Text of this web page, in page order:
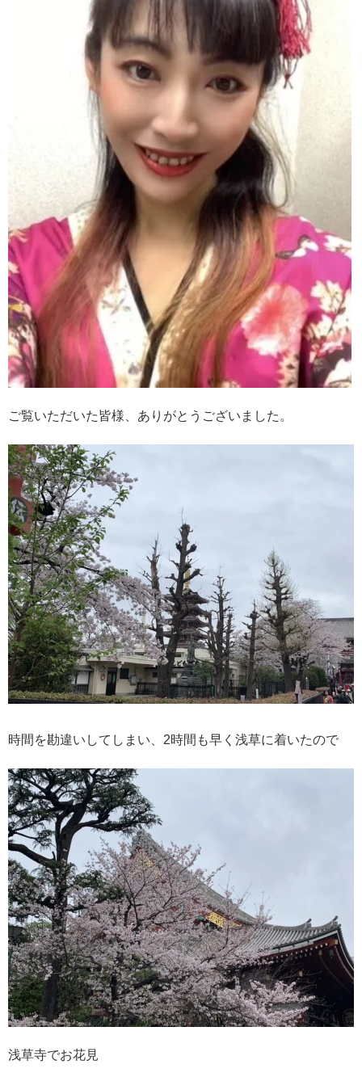
ご覧いただいた皆様、ありがとうございました。
時間を勘違いしてしまい、2時間も早く浅草に着いたので
浅草寺でお花見